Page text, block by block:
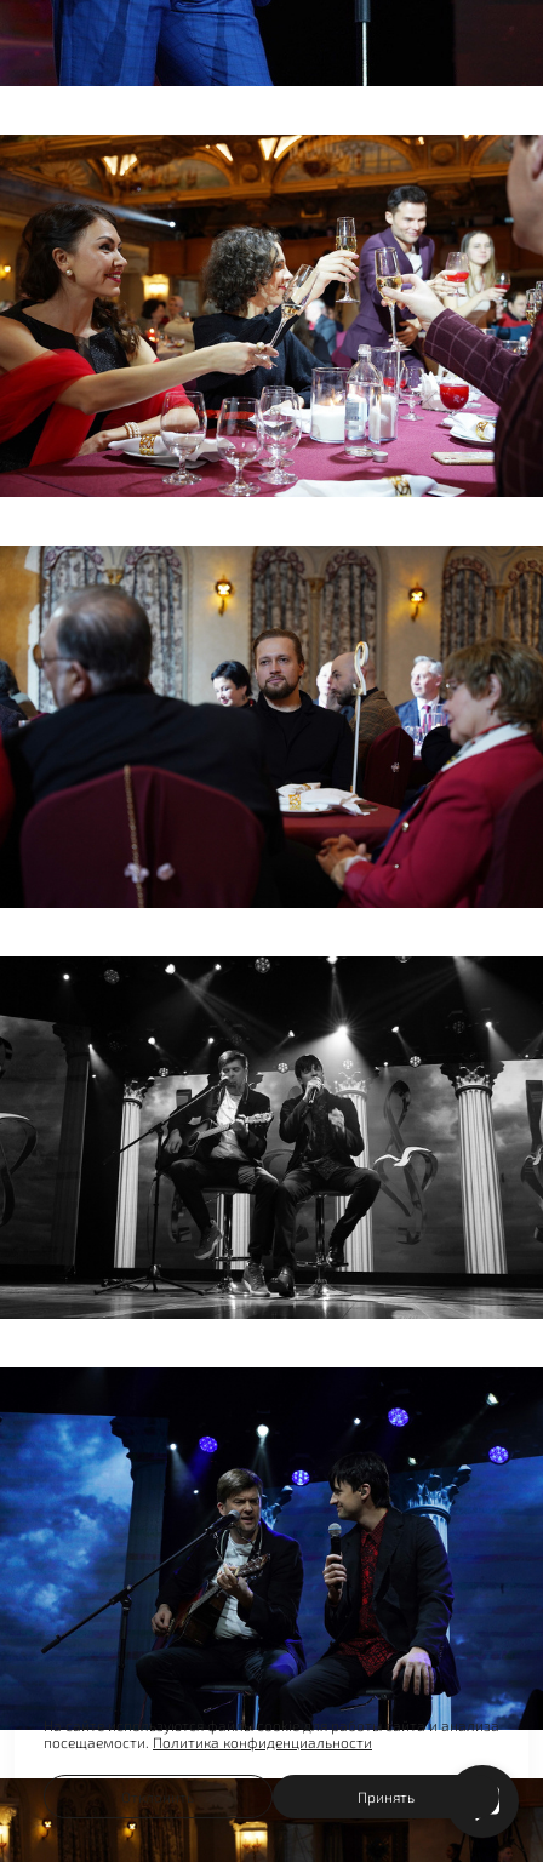
На сайте используются файлы cookie для работы сайта и анализа
посещаемости. Политика конфиденциальности
Отклонить Принять